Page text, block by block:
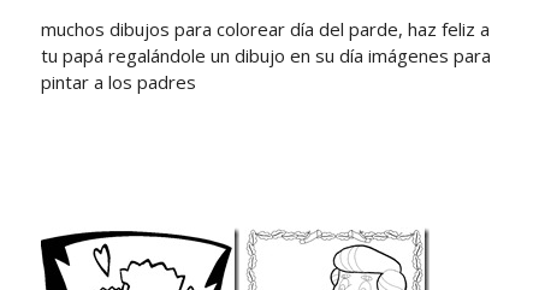
muchos dibujos para colorear día del parde, haz feliz a
tu papá regalándole un dibujo en su día imágenes para
pintar a los padres